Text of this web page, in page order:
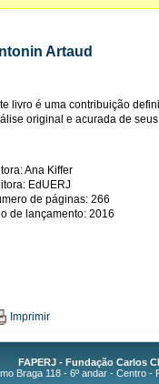
Artaud
livro é uma contribuição
original e acurada de
Ana Kiffer
EdUERJ
de páginas: 266
de lançamento: 2016
Imprimir
FAPERJ - Fundação Carlos
Braga 118 - 6º andar - Centro